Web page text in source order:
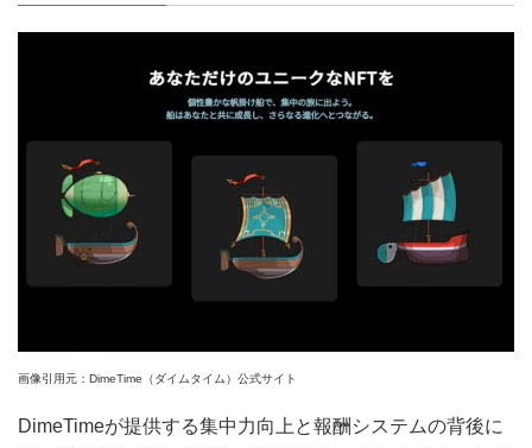
画像引用元：DimeTime（ダイムタイム）公式サイト
DimeTimeが提供する集中力向上と報酬システムの背後に